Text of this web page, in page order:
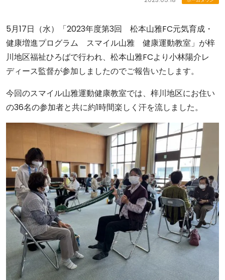
5月17日（水）「2023年度第3回 松本山雅FC元気育成・
健康増進プログラム スマイル山雅 健康運動教室」が梓
川地区福祉ひろばで行われ、松本山雅FCより小林陽介レ
ディース監督が参加しましたのでご報告いたします。
今回のスマイル山雅運動健康教室では、梓川地区にお住い
の36名の参加者と共に約1時間楽しく汗を流しました。